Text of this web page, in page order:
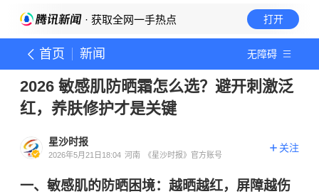
· 获取全网一手热点 打开
首页 新闻 无障碍
2026 敏感肌防晒霜怎么选？避开刺激泛
红，养肤修护才是关键
星沙时报
2026年5月21日18:04 河南 《星沙时报》官方账号
关注
一、敏感肌的防晒困境：越晒越红，屏障越伤